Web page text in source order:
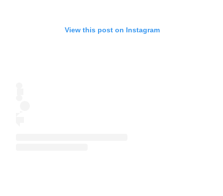
View this post on Instagram